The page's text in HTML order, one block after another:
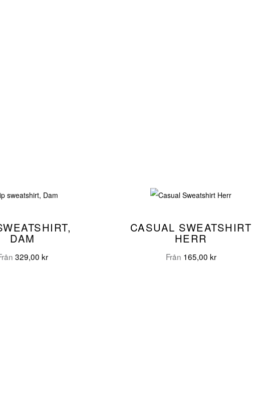
DAM
329,00 kr
CASUAL SWEATSHIRT
HERR
Från 165,00 kr